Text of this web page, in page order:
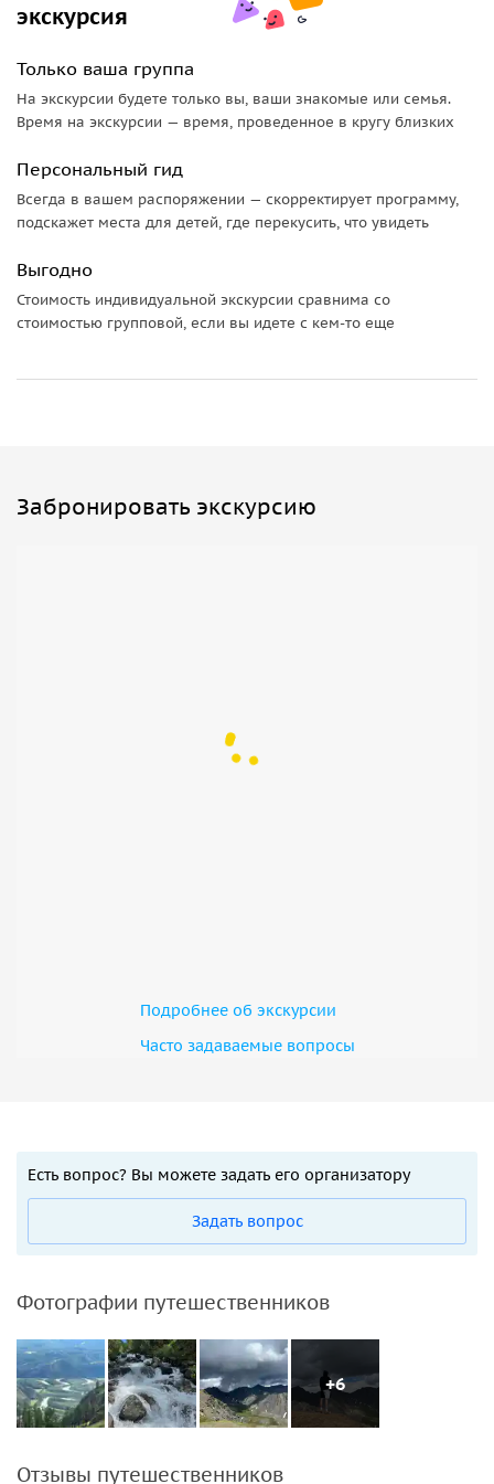
экскурсия
Только ваша группа
На экскурсии будете только вы, ваши знакомые или семья.
Время на экскурсии — время, проведенное в кругу близких
Персональный гид
Всегда в вашем распоряжении — скорректирует программу,
подскажет места для детей, где перекусить, что увидеть
Выгодно
Стоимость индивидуальной экскурсии сравнима со
стоимостью групповой, если вы идете с кем-то еще
Забронировать экскурсию
Подробнее об экскурсии
Часто задаваемые вопросы
Есть вопрос? Вы можете задать его организатору
Задать вопрос
Фотографии путешественников
+6
Отзывы путешественников